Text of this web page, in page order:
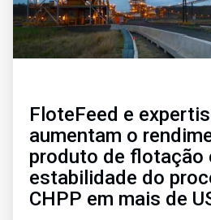
FloteFeed e
aumentam o
produto de flotação
estabilidade do
CHPP em mais de